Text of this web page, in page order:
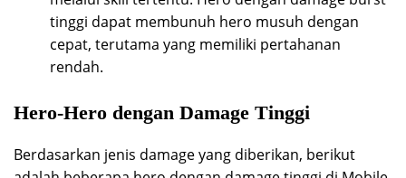
tinggi dapat membunuh hero musuh dengan
cepat, terutama yang memiliki pertahanan
rendah.
Hero-Hero dengan Damage Tinggi
Berdasarkan jenis damage yang diberikan, berikut